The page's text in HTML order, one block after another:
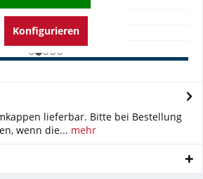
lieferbar. Bitte bei Bestellung
wenn die... mehr
Konfigurieren